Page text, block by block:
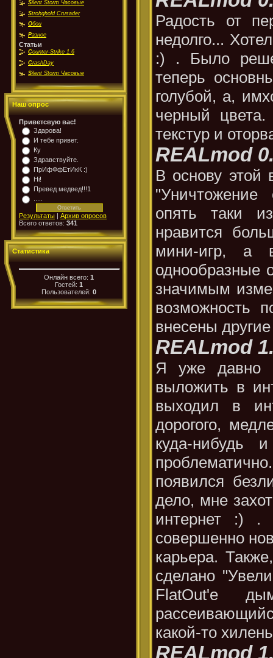
Silent Storm Часовые
Strohghold Crusader
Обои
Разное
Статьи
Counter-Strike 1.6
CrashDay
Silent Storm Часовые
Наш опрос
Приветсвую вас!
Здарова!
И тебе привет.
Ку
Здравствуйте.
ПрИфФфЕтИкК :)
Hi!
Превед медвед!!!1
Результаты | Архив опросов
Всего ответов: 341
Статистика
Онлайн всего:1
Гостей:1
Пользователей:0
Радость от
недолго...
:) . Было
теперь
голубой, а,
черный
текстур и
REALmod
В основу этой
опять таки
нравится
мини-игр, а
однообразные
значимым
возможность
внесены
REALmod
Я уже давно
выложить в
выходил в
дорогого,
куда-нибудь
появился
дело, мне
интернет :) .
совершенно
карьера.
сделано
FlatOut'e
какой-то
REALmod